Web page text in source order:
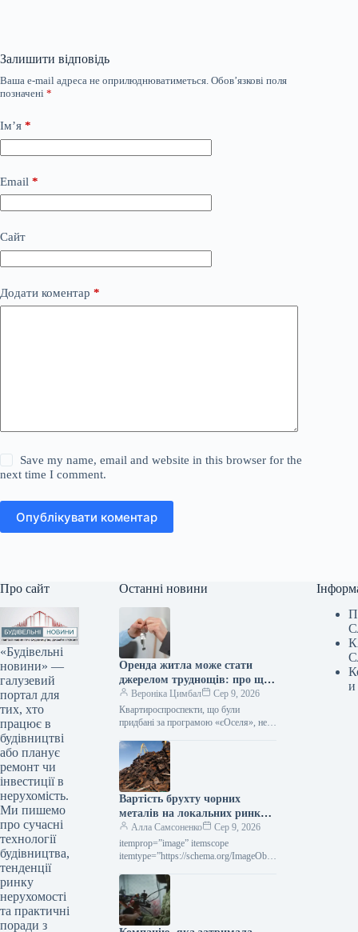
Залишити відповідь
Ваша e-mail адреса не оприлюднюватиметься. Обов’язкові поля
позначені *
Ім’я *
Email *
Сайт
Додати коментар *
Save my name, email and website in this browser for the
next time I comment.
Опублікувати коментар
Про сайт
«Будівельні
новини» —
галузевий
портал для
тих, хто
працює в
будівництві
або планує
ремонт чи
інвестиції в
нерухомість.
Ми пишемо
про сучасні
технології
будівництва,
тенденції
ринку
нерухомості
та практичні
поради з
Останні новини
Оренда житла може стати
джерелом труднощів: про що
слід пам’ятати учасникам
програми «єОселя»
Вероніка Цимбал
Сер 9, 2026
Квартироспроспeкти, що були
придбані за програмою «єОселя», не
таке житло в оренду. Поки позика не
буде…
Вартість брухту чорних
металів на локальних ринках
у липні впала на 10–30
доларів за тонну.
Алла Самсоненко
Сер 9, 2026
itemprop=”image” itemscope
itemtype=”https://schema.org/ImageObje
Брухт Новини Світовий ринок вартість
брухту Друк 109 09 Серпня 2026
Вартість металобрухту на
регіональних…
и